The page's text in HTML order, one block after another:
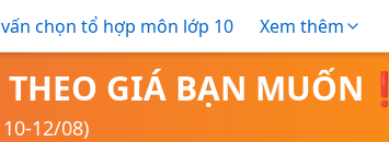
chọn tổ hợp môn lớp 10 Xem thêm
GIÁ BẠN MUỐN❗
12/08)